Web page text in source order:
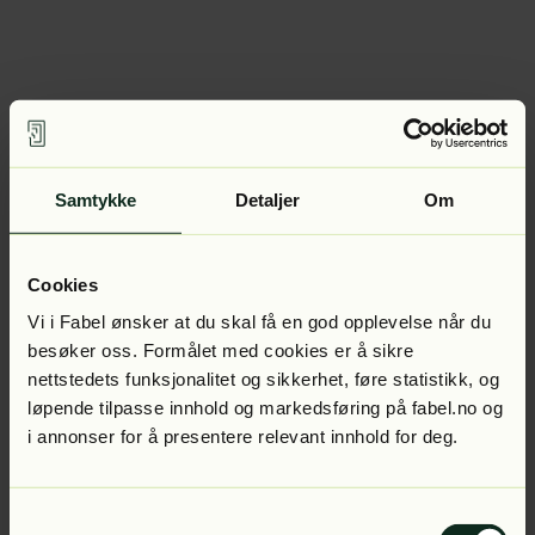
Samtykke Detaljer Om
Cookies
Vi i Fabel ønsker at du skal få en god opplevelse når du
besøker oss. Formålet med cookies er å sikre
nettstedets funksjonalitet og sikkerhet, føre statistikk, og
løpende tilpasse innhold og markedsføring på fabel.no og
i annonser for å presentere relevant innhold for deg.